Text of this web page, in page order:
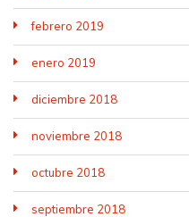
febrero 2019
enero 2019
diciembre 2018
noviembre 2018
octubre 2018
septiembre 2018